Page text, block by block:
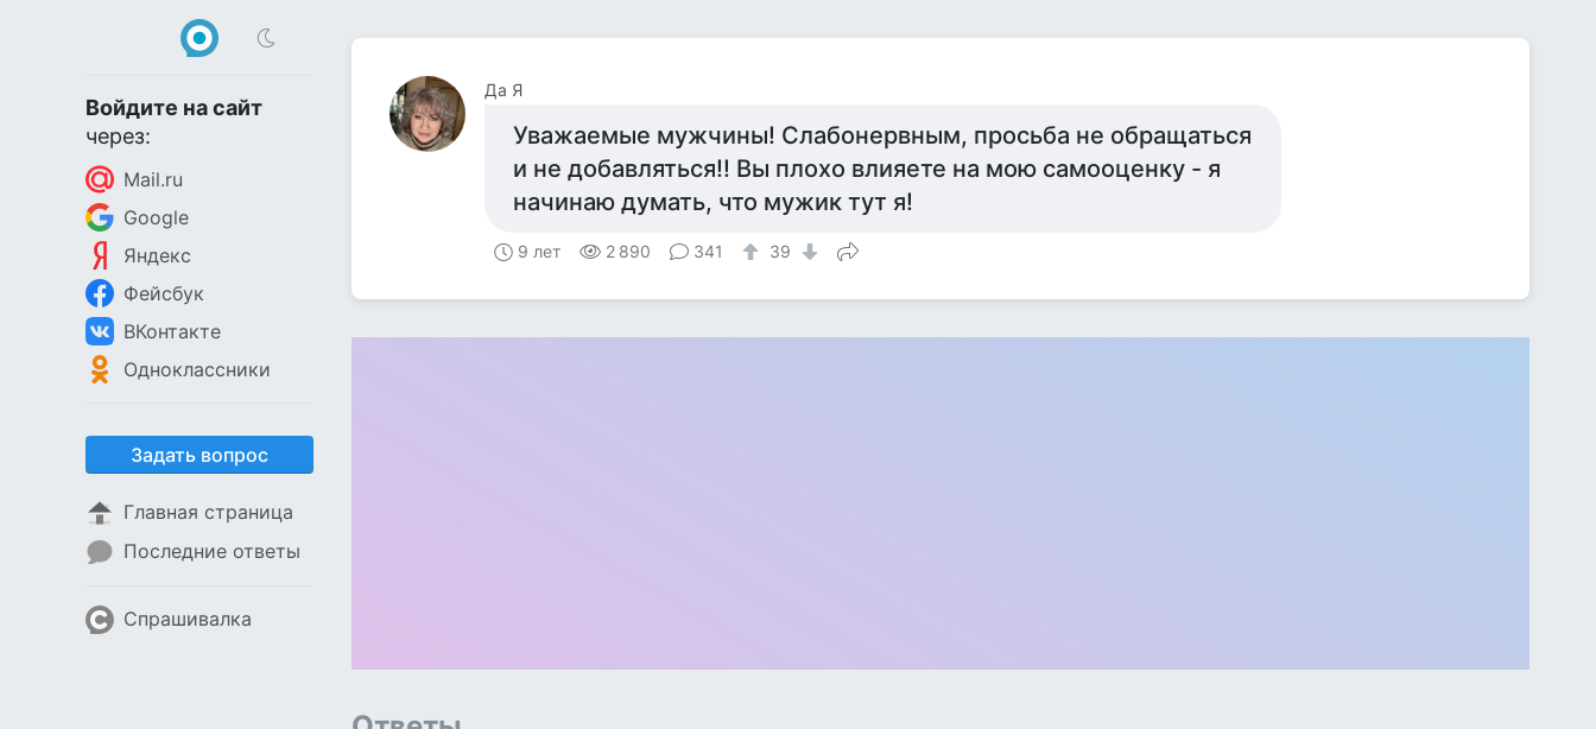
Войдите на сайт
через:
Mail.ru
Google
Яндекс
Фейсбук
ВКонтакте
Одноклассники
Задать вопрос
Главная страница
Последние ответы
Спрашивалка
Да Я
Уважаемые мужчины! Слабонервным, просьба не обращаться
и не добавляться!! Вы плохо влияете на мою самооценку - я
начинаю думать, что мужик тут я!
9 лет 2 890 341 39